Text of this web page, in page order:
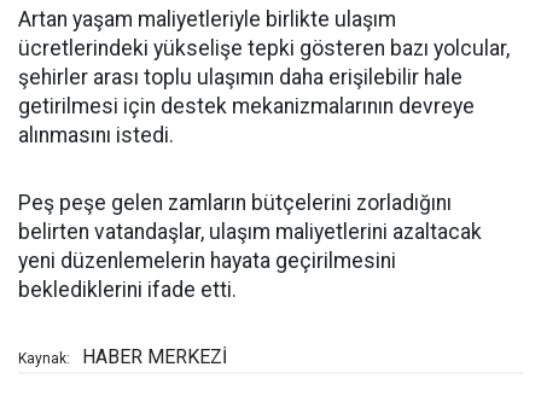
Artan yaşam maliyetleriyle birlikte ulaşım
ücretlerindeki yükselişe tepki gösteren bazı yolcular,
şehirler arası toplu ulaşımın daha erişilebilir hale
getirilmesi için destek mekanizmalarının devreye
alınmasını istedi.
Peş peşe gelen zamların bütçelerini zorladığını
belirten vatandaşlar, ulaşım maliyetlerini azaltacak
yeni düzenlemelerin hayata geçirilmesini
beklediklerini ifade etti.
Kaynak: HABER MERKEZİ